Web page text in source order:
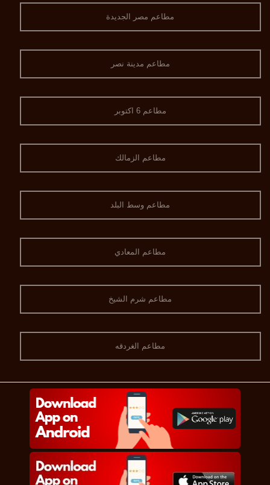
مطاعم مصر الجديدة
مطاعم مدينة نصر
مطاعم 6 اكتوبر
مطاعم الزمالك
مطاعم وسط البلد
مطاعم المعادي
مطاعم شرم الشيخ
مطاعم الغردقه